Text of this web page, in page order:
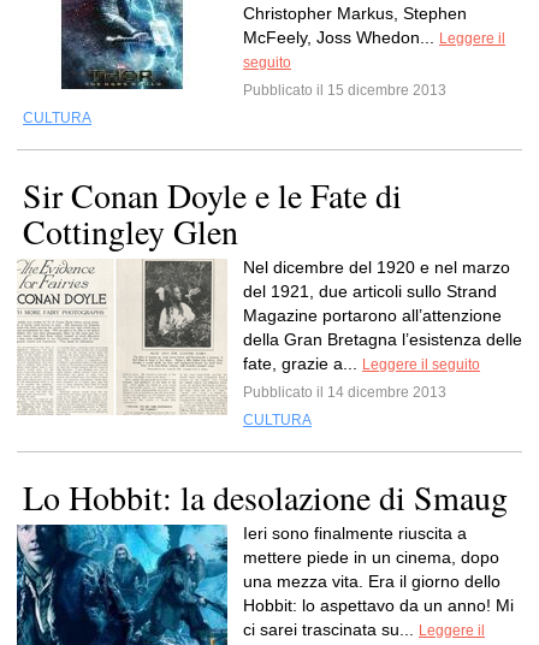
Christopher Markus, Stephen
McFeely, Joss Whedon...
Leggere il
seguito
Pubblicato il 15 dicembre 2013
CULTURA
Sir Conan Doyle e le Fate di
Cottingley Glen
Nel dicembre del 1920 e nel marzo
del 1921, due articoli sullo Strand
Magazine portarono all’attenzione
della Gran Bretagna l’esistenza delle
fate, grazie a...
Leggere il seguito
Pubblicato il 14 dicembre 2013
CULTURA
Lo Hobbit: la desolazione di Smaug
Ieri sono finalmente riuscita a
mettere piede in un cinema, dopo
una mezza vita. Era il giorno dello
Hobbit: lo aspettavo da un anno! Mi
ci sarei trascinata su...
Leggere il